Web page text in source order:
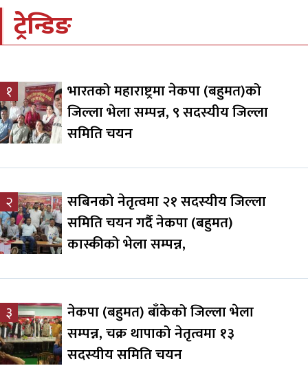
ट्रेन्डिङ
१
भारतको महाराष्ट्रमा नेकपा (बहुमत)को
जिल्ला भेला सम्पन्न, ९ सदस्यीय जिल्ला
समिति चयन
२
सबिनको नेतृत्वमा २१ सदस्यीय जिल्ला
समिति चयन गर्दै नेकपा (बहुमत)
कास्कीको भेला सम्पन्न,
३
नेकपा (बहुमत) बाँकेको जिल्ला भेला
सम्पन्न, चक्र थापाको नेतृत्वमा १३
सदस्यीय समिति चयन